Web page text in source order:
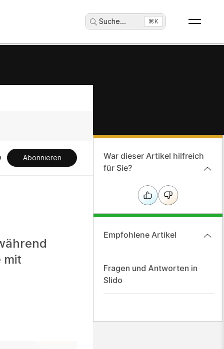
Suche... ⌘K
Abonnieren
mit
War dieser Artikel hilfreich
für Sie?
Empfohlene Artikel
Fragen und Antworten in
Slido